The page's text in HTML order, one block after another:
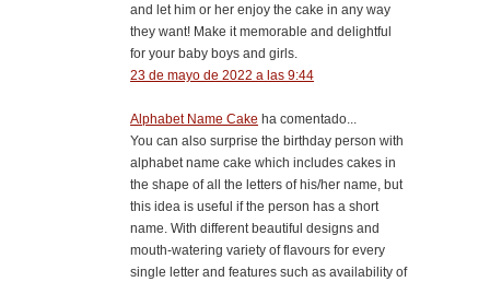
and let him or her enjoy the cake in any way
they want! Make it memorable and delightful
for your baby boys and girls.
23 de mayo de 2022 a las 9:44
Alphabet Name Cake ha comentado...
You can also surprise the birthday person with
alphabet name cake which includes cakes in
the shape of all the letters of his/her name, but
this idea is useful if the person has a short
name. With different beautiful designs and
mouth-watering variety of flavours for every
single letter and features such as availability of